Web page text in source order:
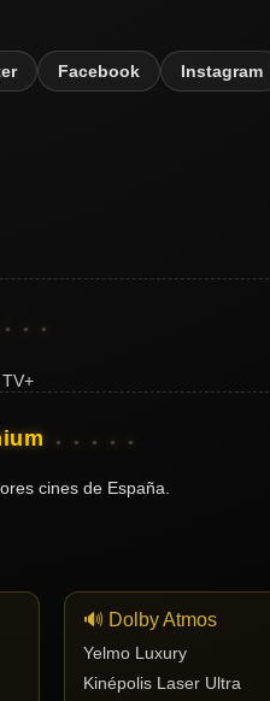
Facebook Instagram
cines de España.
🔊 Dolby Atmos
Yelmo Luxury
Kinépolis Laser Ultra